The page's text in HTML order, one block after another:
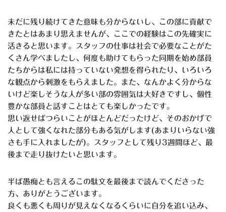
未だに残り続けてきた意味も分からないし、この部に貢献で
きたとはあまり思えませんが、ここでの経験はこの先確実に
活きると思います。スタッフの仕事は社会で必要なことがた
くさん学べましたし、何度も助けてもらった同期を始め部員
たちからは私には持っていない発想を得られたり、いろいろ
な観点から刺激をもらえました。また、なんかよく分からな
いけど楽しそうな人が多い部の雰囲気は大好きですし、個性
豊かな部員と話すことはとても楽しかったです。
思い返せばつらいことがほとんどだったけど、そのおかげで
人として強くなれた部分もある気がします(あまりいらない強
さも手に入れましたが)。スタッフとして残り3週間ほど、最
後まで走り抜けたいと思います。
半ば愚痴とも言えるこの駄文を最後まで読んでくださった
方、ありがとうございます。
良くも悪くも周りが見えなくなるくらいに自分を追い込み、